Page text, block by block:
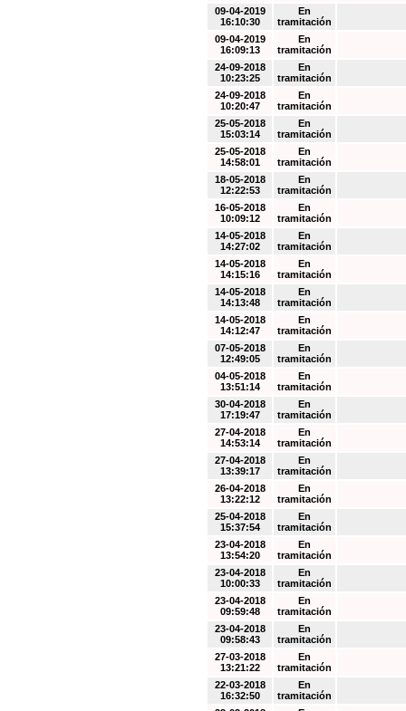
09-04-2019
16:10:30
En
tramitación
09-04-2019
16:09:13
En
tramitación
24-09-2018
10:23:25
En
tramitación
24-09-2018
10:20:47
En
tramitación
25-05-2018
15:03:14
En
tramitación
25-05-2018
14:58:01
En
tramitación
18-05-2018
12:22:53
En
tramitación
16-05-2018
10:09:12
En
tramitación
14-05-2018
14:27:02
En
tramitación
14-05-2018
14:15:16
En
tramitación
14-05-2018
14:13:48
En
tramitación
14-05-2018
14:12:47
En
tramitación
07-05-2018
12:49:05
En
tramitación
04-05-2018
13:51:14
En
tramitación
30-04-2018
17:19:47
En
tramitación
27-04-2018
14:53:14
En
tramitación
27-04-2018
13:39:17
En
tramitación
26-04-2018
13:22:12
En
tramitación
25-04-2018
15:37:54
En
tramitación
23-04-2018
13:54:20
En
tramitación
23-04-2018
10:00:33
En
tramitación
23-04-2018
09:59:48
En
tramitación
23-04-2018
09:58:43
En
tramitación
27-03-2018
13:21:22
En
tramitación
22-03-2018
16:32:50
En
tramitación